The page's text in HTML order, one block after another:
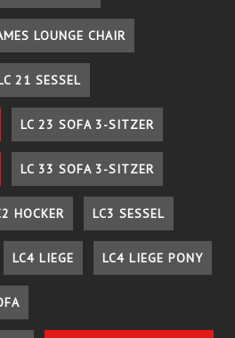
LOUNGE CHAIR
21 SESSEL
LC 23 SOFA 3-SITZER
LC 33 SOFA 3-SITZER
HOCKER LC3 SESSEL
LC4 LIEGE LC4 LIEGE PONY